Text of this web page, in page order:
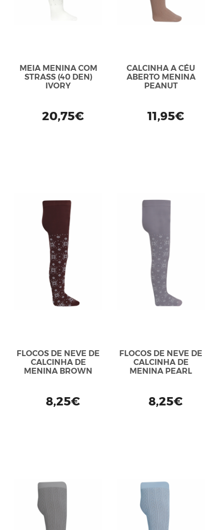
MEIA MENINA COM
STRASS (40 DEN)
IVORY
20,75€
CALCINHA A CÉU
ABERTO MENINA
PEANUT
11,95€
FLOCOS DE NEVE DE
CALCINHA DE
MENINA BROWN
8,25€
FLOCOS DE NEVE DE
CALCINHA DE
MENINA PEARL
8,25€